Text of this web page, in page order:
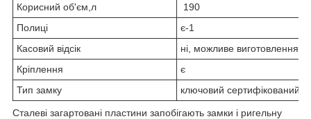
Корисний об'єм,л
190
Полиці
є-1
Касовий відсік
ні, можливе виготовлення
Кріплення
є
Тип замку
ключовий сертифікований
Сталеві загартовані пластини запобігають замки і ригельну